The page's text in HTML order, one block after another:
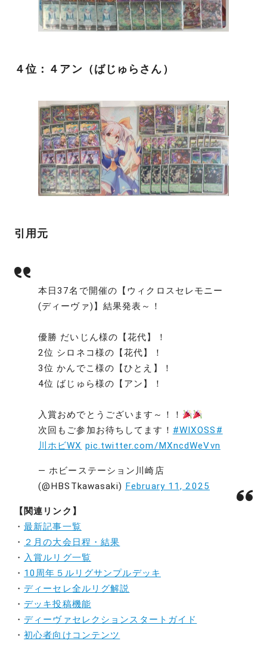
４位：４アン（ばじゅらさん）
引用元
本日37名で開催の【ウィクロスセレモニー
(ディーヴァ)】結果発表～！
優勝 だいじん様の【花代】！
2位 シロネコ様の【花代】！
3位 かんでこ様の【ひとえ】！
4位 ばじゅら様の【アン】！
入賞おめでとうございます～！！
次回もご参加お待ちしてます！ #WIXOSS #
川ホビWX pic.twitter.com/MXncdWeVvn
— ホビーステーション川崎店
(@HBSTkawasaki) February 11, 2025
【関連リンク】
・最新記事一覧
・ ２月の大会日程・結果
・ 入賞ルリグ一覧
・ 10周年５ルリグサンプルデッキ
・ ディーセレ全ルリグ解説
・ デッキ投稿機能
・ ディーヴァセレクションスタートガイド
・初心者向けコンテンツ